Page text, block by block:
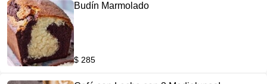
Budín Marmolado
$ 285